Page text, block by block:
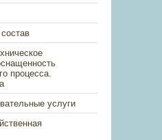
процесса.
услуги